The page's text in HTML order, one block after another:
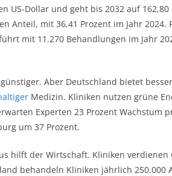
US-Dollar und geht bis 2032 auf
Anteil, mit 36,41 Prozent im Jahr 2024.
mit 11.270 Behandlungen im Jahr
Aber Deutschland bietet
Medizin. Kliniken nutzen grüne
Experten 23 Prozent Wachstum
um 37 Prozent.
hilft der Wirtschaft. Kliniken verdienen
behandeln Kliniken jährlich 250.000